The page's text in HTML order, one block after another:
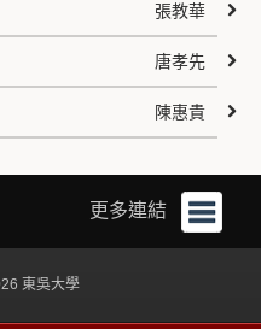
張教華
唐孝先
陳惠貴
更多連結
東吳大學